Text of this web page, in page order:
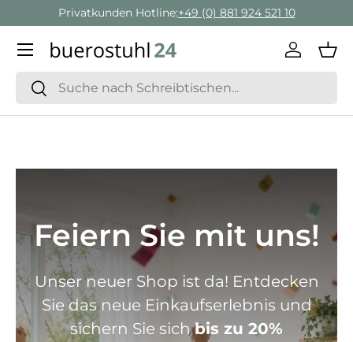
Direkt zum Inhalt
Geschäftskunden Beratung:+ 49 (0) 881 924 521 22
Suchen
Suchen
Menü
Feiern Sie mit uns!
Unser neuer Shop ist da! Entdecken
Sie das neue Einkaufserlebnis und
sichern Sie sichbis zu 20%